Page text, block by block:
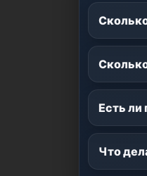
Есть ли
Что